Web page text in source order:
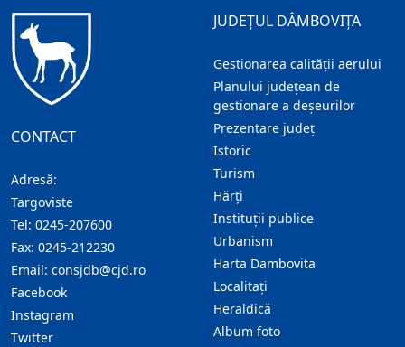
CONTACT
Adresă:
Targoviste
Tel: 0245-207600
Fax: 0245-212230
Email: consjdb@cjd.ro
Facebook
Instagram
Twitter
JUDEȚUL DÂMBOVIȚA
Gestionarea calității aerului
Planului județean de
gestionare a deșeurilor
Prezentare judeţ
Istoric
Turism
Hărţi
Instituţii publice
Urbanism
Harta Dambovita
Localitaţi
Heraldică
Album foto